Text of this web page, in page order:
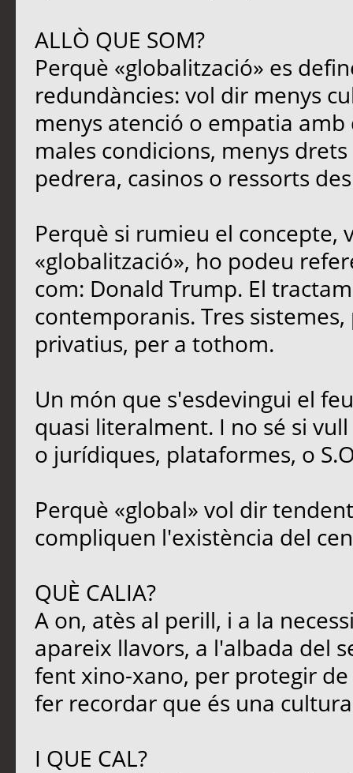
ALLÒ QUE SOM?
Perquè «globalització» es
redundàncies: vol dir menys
menys atenció o empatia
males condicions, menys
pedrera, casinos o ressorts
Perquè si rumieu el concepte,
«globalització», ho podeu
com: Donald Trump. El
contemporanis. Tres
privatius, per a tothom.
Un món que s'esdevingui el
quasi literalment. I no sé si
o jurídiques, plataformes, o
Perquè «global» vol dir
compliquen l'existència del
QUÈ CALIA?
A on, atès al perill, i a la
apareix llavors, a l'albada del
fent xino-xano, per protegir
fer recordar que és una
I QUE CAL?